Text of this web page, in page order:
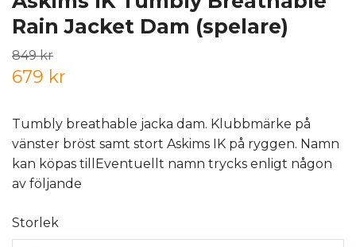
Rain Jacket Dam (spelare)
849 kr
679 kr
Tumbly breathable jacka dam. Klubbmärke på
vänster bröst samt stort Askims IK på ryggen. Namn
kan köpas tillEventuellt namn trycks enligt någon
av följande
Storlek